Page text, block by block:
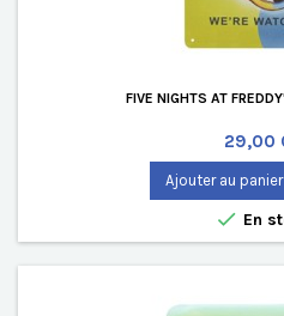
FIVE NIGHTS AT
Prix
29,00
Ajouter au panier
 En